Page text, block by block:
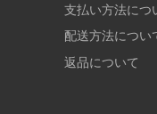
支払い方法につ
配送方法につい
返品について